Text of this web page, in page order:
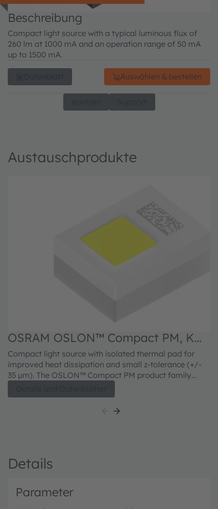
Beschreibung
Compact light source with a typical luminous flux of
260 lm at 1000 mA and an operation range of 50 mA
up to 1500 mA.
Auswählen & bestellen
Austauschprodukte
OSRAM OSLON™ Compact PM, KW
CDLMM2.TK
Compact light source with isolated thermal pad for
improved heat dissipation and small z-tolerance (+/-
35 µm). The OSLON™ Compact PM product family
outstanding luminance.
Details
Parameter